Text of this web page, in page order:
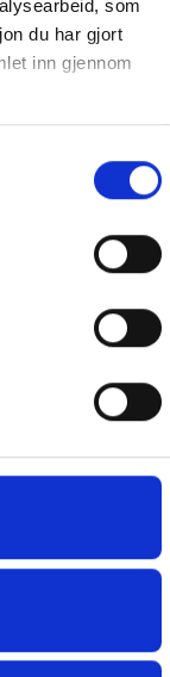
som
du har gjort
inn gjennom
ETTER
kunder
med
ber
91
å bestille
og jobber